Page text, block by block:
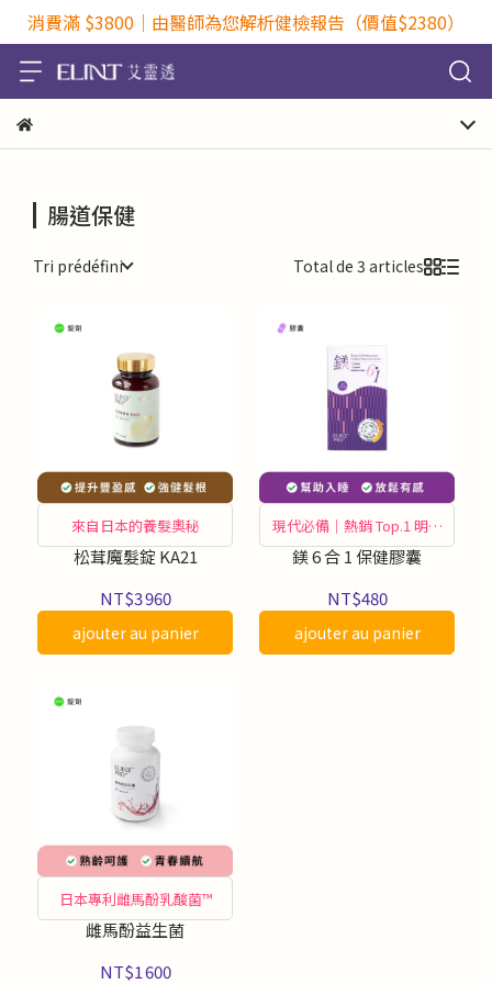
消費滿 $3800｜由醫師為您解析健檢報告（價值$2380）
腸道保健
Tri prédéfini Total de 3 articles
來自日本的養髮奧秘
松茸魔髮錠 KA21
NT$3 960
ajouter au panier
現代必備｜熱銷 Top.1 明星
商品
鎂 6 合 1 保健膠囊
NT$480
ajouter au panier
日本專利雌馬酚乳酸菌™
雌馬酚益生菌
NT$1 600